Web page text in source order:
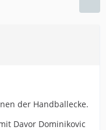
der Handballecke.
Davor Dominikovic